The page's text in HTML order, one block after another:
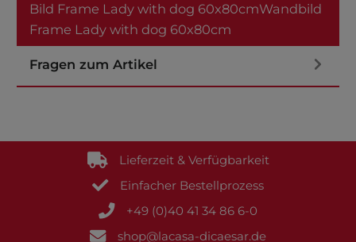
Bild Frame Lady with dog 60x80cmWandbild
Frame Lady with dog 60x80cm
Fragen zum Artikel
Lieferzeit & Verfügbarkeit
Einfacher Bestellprozess
+49 (0)40 41 34 86 6-0
shop@lacasa-dicaesar.de